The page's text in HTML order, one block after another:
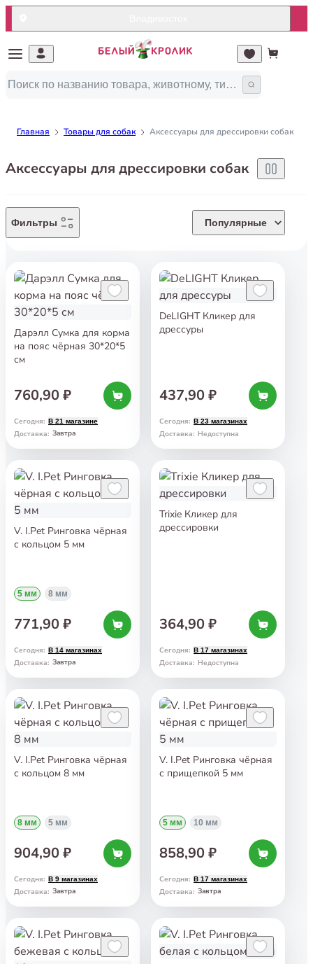
Главная Товары для собак Аксессуары для дрессировки собак
Аксессуары для дрессировки собак
Фильтры Популярные
Дарэлл Сумка для корма
на пояс чёрная 30*20*5
см
760,90 ₽
Сегодня: В 21 магазине
Доставка: Завтра
DeLIGHT Кликер для
дрессуры
437,90 ₽
Сегодня: В 23 магазинах
Доставка: Недоступна
V. I.Pet Ринговка чёрная
с кольцом 5 мм
5 мм 8 мм
771,90 ₽
Сегодня: В 14 магазинах
Доставка: Завтра
Trixie Кликер для
дрессировки
364,90 ₽
Сегодня: В 17 магазинах
Доставка: Недоступна
V. I.Pet Ринговка чёрная
с кольцом 8 мм
8 мм 5 мм
904,90 ₽
Сегодня: В 9 магазинах
Доставка: Завтра
V. I.Pet Ринговка чёрная
с прищепкой 5 мм
5 мм 10 мм
858,90 ₽
Сегодня: В 17 магазинах
Доставка: Завтра